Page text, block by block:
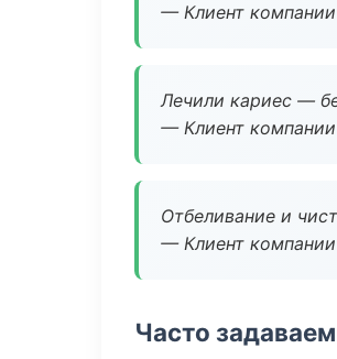
— Клиент компании
Лечили кариес —
— Клиент компании
Отбеливание и
— Клиент компании
Часто